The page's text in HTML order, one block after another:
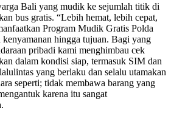
Bali yang mudik ke sejumlah titik di
bus gratis. “Lebih hemat, lebih cepat,
Program Mudik Gratis Polda
hingga tujuan. Bagi yang
pribadi kami menghimbau cek
dalam kondisi siap, termasuk SIM dan
yang berlaku dan selalu utamakan
seperti; tidak membawa barang yang
karena itu sangat